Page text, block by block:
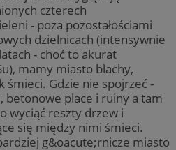
czterech
- poza pozostałościami
dzielnicach (intensywnie
- choć to akurat
mamy miasto blachy,
śmieci. Gdzie nie spojrzeć -
betonowe place i ruiny a tam
wyciąć reszty drzew i
się między nimi śmieci.
g&oacute;rnicze miasto